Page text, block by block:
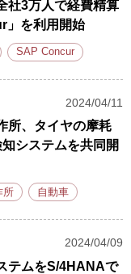
社3万人で経費精算
」を利用開始
SAP Concur
2024/04/11
所、タイヤの摩耗
システムを共同開
所 自動車
2024/04/09
テムをS/4HANAで